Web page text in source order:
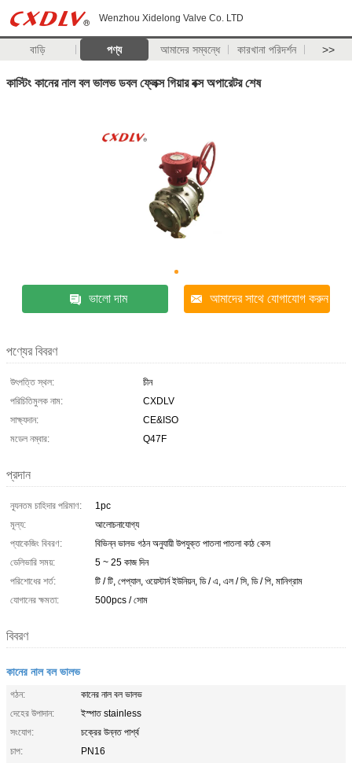
Wenzhou Xidelong Valve Co. LTD
বাড়ি পণ্য আমাদের সম্বন্ধে কারখানা পরিদর্শন >>
কাস্টিং কানের নাল বল ভালভ ডবল ফ্লেক্স গিয়ার বক্স অপারেটর শেষ
ভালো দাম আমাদের সাথে যোগাযোগ করুন
পণ্যের বিবরণ
উৎপত্তি স্থল:
চীন
পরিচিতিমুলক নাম:
CXDLV
সাক্ষ্যদান:
CE&ISO
মডেল নম্বার:
Q47F
প্রদান
ন্যূনতম চাহিদার পরিমাণ:
1pc
মূল্য:
আলোচনাযোগ্য
প্যাকেজিং বিবরণ:
বিভিন্ন ভালভ গঠন অনুযায়ী উপযুক্ত পাতলা পাতলা কাঠ কেস
ডেলিভারি সময়:
5 ~ 25 কাজ দিন
পরিশোধের শর্ত:
টি / টি, পেপ্যাল, ওয়েস্টার্ন ইউনিয়ন, ডি / এ, এল / সি, ডি / পি, মানিগ্রাম
যোগানের ক্ষমতা:
500pcs / সোম
বিবরণ
কানের নাল বল ভালভ
গঠন:
কানের নাল বল ভালভ
দেহের উপাদান:
ইস্পাত stainless
সংযোগ:
চক্রের উন্নত পার্শ্ব
চাপ:
PN16